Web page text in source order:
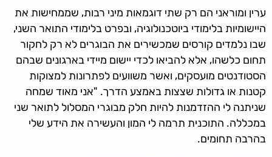
ערין ומוראני הם רק שתי דוגמאות מיני רבות, שממחישות את
היישומיות בלימודי ביוטכנולוגיה, ובפרט בלימודי התואר השני,
שבו נלמדים קורסים שמכשירים את הבוגרים לא רק לחקור
תחום כלשהו, אלא להביאו לכדי יישום מיידי בארגונים שבהם
הסטודנטים מועסקים, ואשר משוועים לפתרונות למצוקות
קטנות או גדולות שצצות באמצע הדרך. "אני מאוד שמחה
שניתנה לי ההזדמנות להיות חלק מבוגרי המסלול לתואר שני
במכללה. התוכנית תרמה לי המון והעשירה את הידע שלי
בהרבה תחומים.